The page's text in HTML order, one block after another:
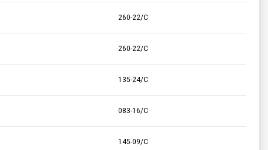
260-22/C
260-22/C
135-24/C
083-16/C
145-09/C